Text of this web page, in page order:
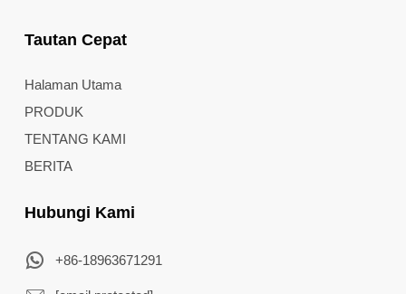
Tautan Cepat
Halaman Utama
PRODUK
TENTANG KAMI
BERITA
Hubungi Kami
+86-18963671291